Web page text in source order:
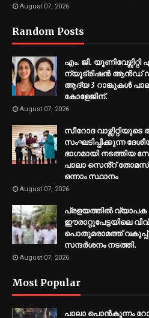
August 07, 2026
Random Posts
എം. ജി.
ന്യൂട്രിഷൻ ആൻഡ്
ആദ്യ 3 റാങ്കുകൾ
കോളേജിന്.
August 07, 2026
സീറോദ
സംഘടിപ്പിക്കുന്ന
ഭാഗമായി
പാലാ സെൻ്റ്
ഒന്നാം സ്ഥാനം
August 07, 2026
പ്രളയത്തിൽ വ്യാപക
ഈരാറ്റുപേട്ടയിലെ
പൊതുമരാമത്ത് വകുപ്പ്
സന്ദർശനം നടത്തി.
August 07, 2026
Most Popular
പാലാ പൊൻകുന്നം